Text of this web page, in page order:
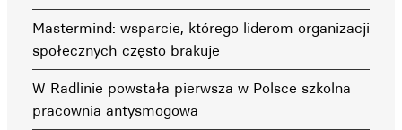
Mastermind: wsparcie, którego liderom organizacji
społecznych często brakuje
W Radlinie powstała pierwsza w Polsce szkolna
pracownia antysmogowa